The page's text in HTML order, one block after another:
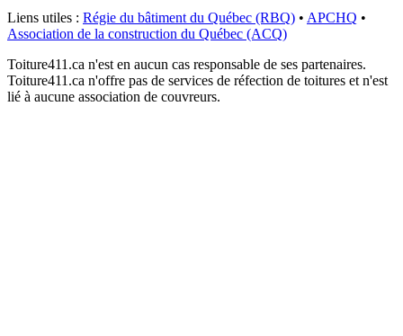
Liens utiles : Régie du bâtiment du Québec (RBQ) • APCHQ •
Association de la construction du Québec (ACQ)
Toiture411.ca n'est en aucun cas responsable de ses partenaires.
Toiture411.ca n'offre pas de services de réfection de toitures et n'est
lié à aucune association de couvreurs.